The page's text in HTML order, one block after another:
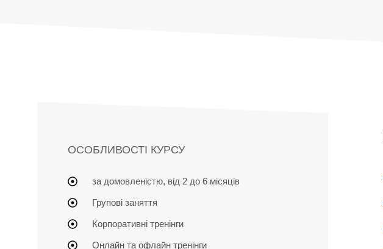
ОСОБЛИВОСТІ КУРСУ
за домовленістю, від 2 до 6 місяців
Групові заняття
Корпоративні тренінги
Онлайн та офлайн тренінги